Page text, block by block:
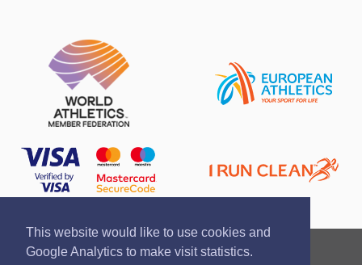
This website would like to use cookies and
Google Analytics to make visit statistics.
Ziņo par pārkāpumu
Privātuma politika